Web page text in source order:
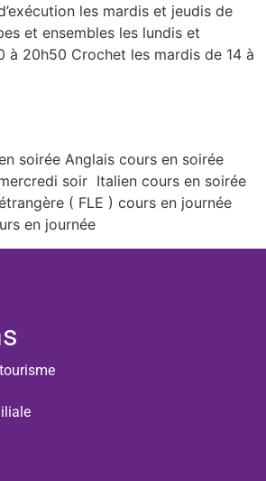
les mardis et jeudis de
et ensembles les lundis et
à 20h50 Crochet les mardis de 14 à
soirée Anglais cours en soirée
soir Italien cours en soirée
( FLE ) cours en journée
en journée